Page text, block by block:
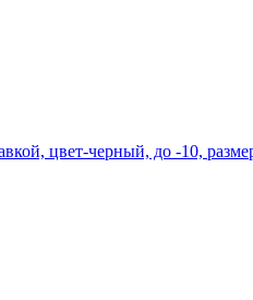
цвет-черный, до -10,